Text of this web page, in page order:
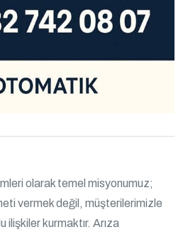
olarak temel misyonumuz;
vermek değil, müşterilerimizle
ilişkiler kurmaktır. Arıza